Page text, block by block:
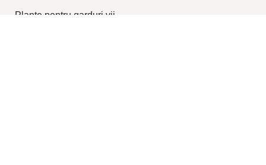
Plante pentru garduri vii